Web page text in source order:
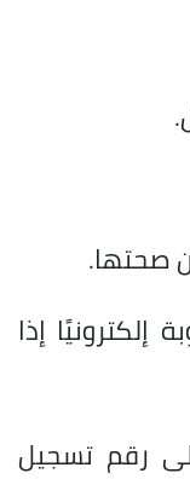
صحتها.
إلكترونيًا إذا
رقم تسجيل